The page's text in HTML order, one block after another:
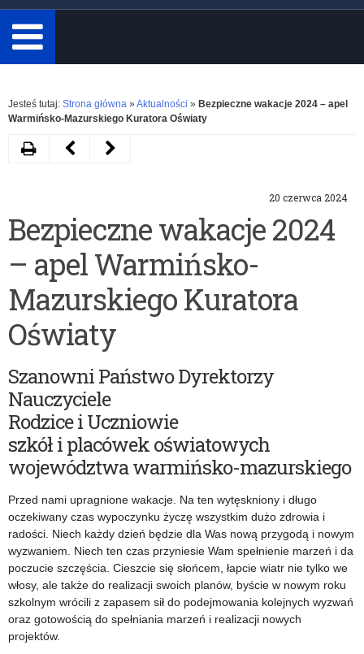
minimum
3
znaki.
Rozwiń
Jesteś tutaj: Strona główna » Aktualności » Bezpieczne wakacje 2024 – apel
Warmińsko-Mazurskiego Kuratora Oświaty
20 czerwca 2024
Bezpieczne wakacje 2024
– apel Warmińsko-
Mazurskiego Kuratora
Oświaty
Szanowni Państwo Dyrektorzy
Nauczyciele
Rodzice i Uczniowie
szkół i placówek oświatowych
województwa warmińsko-mazurskiego
Przed nami upragnione wakacje. Na ten wytęskniony i długo
oczekiwany czas wypoczynku życzę wszystkim dużo zdrowia i
radości. Niech każdy dzień będzie dla Was nową przygodą i nowym
wyzwaniem. Niech ten czas przyniesie Wam spełnienie marzeń i da
poczucie szczęścia. Cieszcie się słońcem, łapcie wiatr nie tylko we
włosy, ale także do realizacji swoich planów, byście w nowym roku
szkolnym wrócili z zapasem sił do podejmowania kolejnych wyzwań
oraz gotowością do spełniania marzeń i realizacji nowych
projektów.
DrukujNastępny
program
„Aktywna
tablica”
–
wsparcie
finansowe
w
2024
roku
Poprzedni
z
Rządowego
programu
„Aktywna
tablica”
za
2023
rok